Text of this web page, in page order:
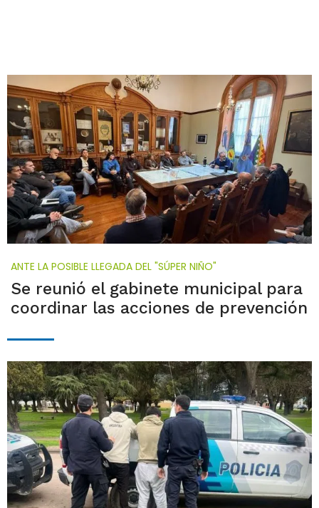
ANTE LA POSIBLE LLEGADA DEL "SÚPER NIÑO"
Se reunió el gabinete municipal para
coordinar las acciones de prevención